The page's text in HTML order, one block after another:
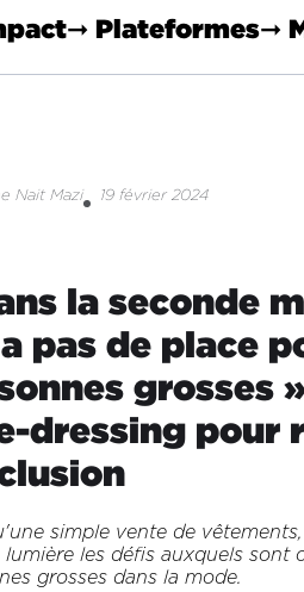
➞ Plateformes➞
Nait Mazi 19 février 2024
la seconde
a pas de place
grosses
dressing pour
simple vente de
lumière les défis auxquels sont
grosses dans la mode.‍